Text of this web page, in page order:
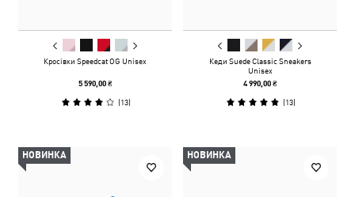
Кросівки Speedcat OG Unisex
5 590,00 ₴
(13)
Кеди Suede Classic Sneakers
Unisex
4 990,00 ₴
(13)
НОВИНКА НОВИНКА